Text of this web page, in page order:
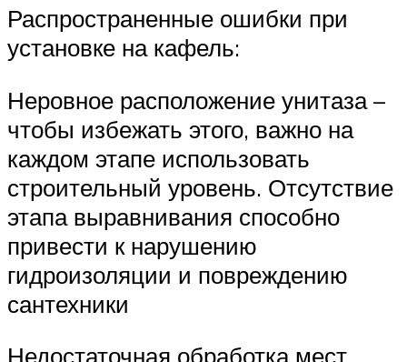
Распространенные ошибки при
установке на кафель:
Неровное расположение унитаза –
чтобы избежать этого, важно на
каждом этапе использовать
строительный уровень. Отсутствие
этапа выравнивания способно
привести к нарушению
гидроизоляции и повреждению
сантехники
Недостаточная обработка мест